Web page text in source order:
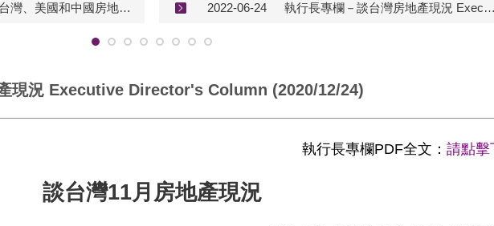
執行長專欄－談台灣、美國和中國房地產現況 Executive Director's Column (2022/8/11) 2022-06-24 執行長專欄－談台灣房地產現況 Executive Director's Column (2022/6/24)
現況 Executive Director's Column (2020/12/24)
執行長專欄PDF全文： 請點擊
談台灣11月房地產現況